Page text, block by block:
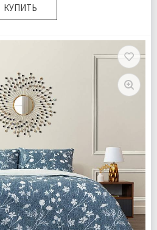
КУПИТЬ
Пододеяльник 1 шт Простыня 1 шт
Наволочка 1 шт
Ранфорс
Бесплатно